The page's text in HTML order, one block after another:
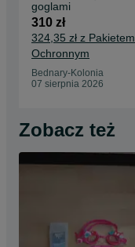
goglami
310 zł
324,35 zł z Pakietem
Ochronnym
Bednary-Kolonia
07 sierpnia 2026
Zobacz też